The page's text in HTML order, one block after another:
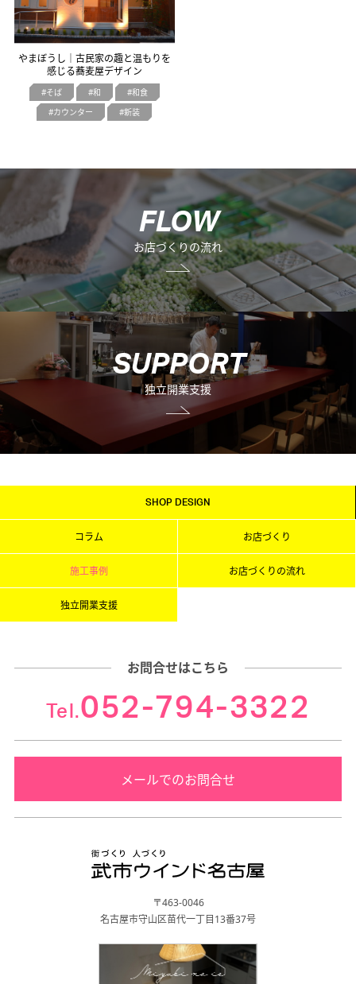
やまぼうし｜古民家の趣と温もりを
感じる蕎麦屋デザイン
そば 和
和食
カウンター
新装
FLOW
お店づくりの流れ
SUPPORT
独立開業支援
SHOP DESIGN
コラム お店づくり
施工事例 お店づくりの流れ
独立開業支援
お問合せはこちら
Tel.052-794-3322
メールでのお問合せ
〒463-0046
名古屋市守山区苗代一丁目13番37号